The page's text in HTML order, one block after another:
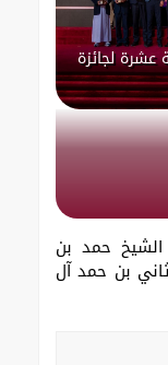
عشرة لجائزة
الشيخ حمد بن
بن حمد آل